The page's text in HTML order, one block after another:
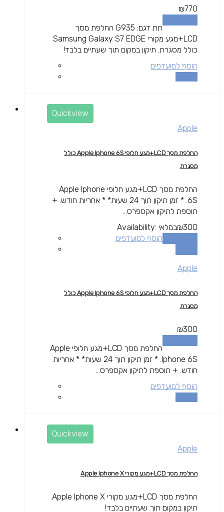
₪770
תת דגם: G935 החלפת מסך
LCD+מגע מקורי Samsung Galaxy S7 EDGE
כולל מסגרת. תיקון במקום תוך שעתיים בלבד!
הוסף למועדפים
Quickview
Apple
החלפת מסך LCD+מגע חלופי Apple Iphone 6S כולל
מסגרת
החלפת מסך LCD+מגע חלופי Apple Iphone
6S. * זמן תיקון תוך 24 שעות* * אחריות חודש. +
תוספת לתיקון אקספרס...
₪300
Availability: במלאי
הוסף למועדפים
Apple
החלפת מסך LCD+מגע חלופי Apple Iphone 6S כולל
מסגרת
₪300
החלפת מסך LCD+מגע חלופי Apple
Iphone 6S. * זמן תיקון תוך 24 שעות* * אחריות
חודש. + תוספת לתיקון אקספרס...
הוסף למועדפים
Quickview
Apple
החלפת מסך LCD+מגע מקורי Apple Iphone X
תיקון במקום תוך שעתיים בלבד!